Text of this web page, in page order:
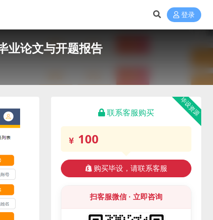
登录
业论文与开题报告
毕设资源
联系客服购买
100
购买毕设，请联系客服
扫客服微信 · 立即咨询